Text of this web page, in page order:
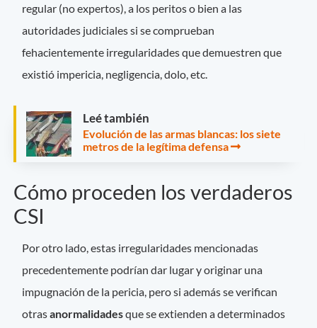
regular (no expertos), a los peritos o bien a las
autoridades judiciales si se comprueban
fehacientemente irregularidades que demuestren que
existió impericia, negligencia, dolo, etc.
Leé también
Evolución de las armas blancas: los siete
metros de la legítima defensa
Cómo proceden los verdaderos
CSI
Por otro lado, estas irregularidades mencionadas
precedentemente podrían dar lugar y originar una
impugnación de la pericia, pero si además se verifican
otrasanormalidadesque se extienden a determinados